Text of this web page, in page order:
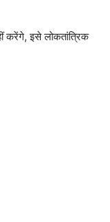
करेंगे, इसे लोकतांत्रिक